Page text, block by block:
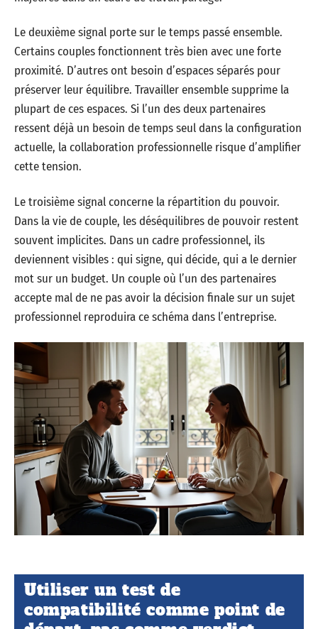
Le deuxième signal porte sur le temps passé ensemble.
Certains couples fonctionnent très bien avec une forte
proximité. D’autres ont besoin d’espaces séparés pour
préserver leur équilibre. Travailler ensemble supprime la
plupart de ces espaces. Si l’un des deux partenaires
ressent déjà un besoin de temps seul dans la configuration
actuelle, la collaboration professionnelle risque d’amplifier
cette tension.
Le troisième signal concerne la répartition du pouvoir.
Dans la vie de couple, les déséquilibres de pouvoir restent
souvent implicites. Dans un cadre professionnel, ils
deviennent visibles : qui signe, qui décide, qui a le dernier
mot sur un budget. Un couple où l’un des partenaires
accepte mal de ne pas avoir la décision finale sur un sujet
professionnel reproduira ce schéma dans l’entreprise.
Utiliser un test de
compatibilité comme point de